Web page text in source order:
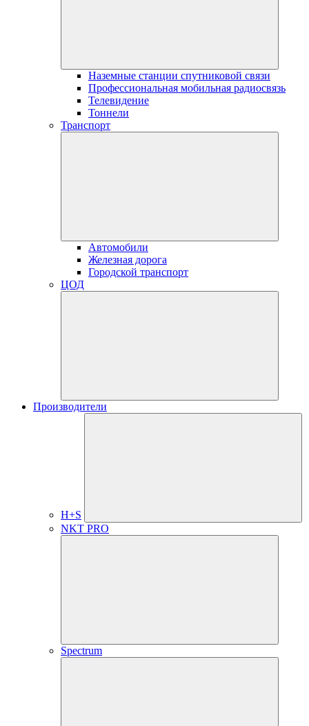
Наземные станции спутниковой связи
Профессиональная мобильная радиосвязь
Телевидение
Тоннели
Транспорт
Автомобили
Железная дорога
Городской транспорт
ЦОД
Производители
H+S
NKT PRO
Spectrum